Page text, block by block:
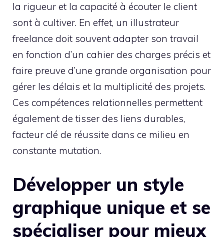
la rigueur et la capacité à écouter le client
sont à cultiver. En effet, un illustrateur
freelance doit souvent adapter son travail
en fonction d’un cahier des charges précis et
faire preuve d’une grande organisation pour
gérer les délais et la multiplicité des projets.
Ces compétences relationnelles permettent
également de tisser des liens durables,
facteur clé de réussite dans ce milieu en
constante mutation.
Développer un style
graphique unique et se
spécialiser pour mieux